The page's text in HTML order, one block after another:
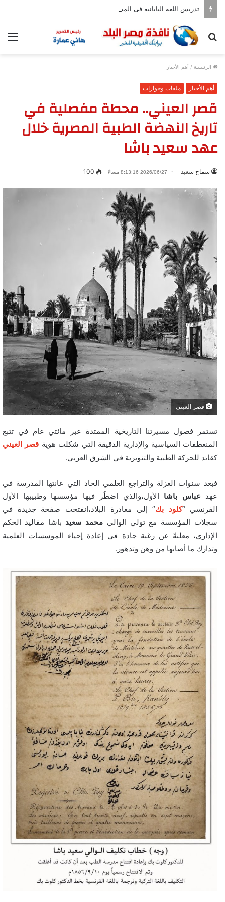
تدريس اللغة اليابانية فى المدارس بدءا من العام المقبل
بحث
الرئيسية / أهم الأخبار
أهم الأخبار ملفات وحوارات
قصر العيني.. محطة مفصلية في
تاريخ النهضة الطبية المصرية خلال
عهد سعيد باشا
سماح سعيد 2026/06/27 8:13:16 مساءً 100
قصر العيني
تستمر فصول مسيرتنا التاريخية الممتدة عبر مائتي عام في تتبع
المنعطفات السياسية والإدارية الدقيقة التي شكلت هوية قصر العيني
كقائد للحركة الطبية والتنويرية في الشرق العربي.
فبعد سنوات العزلة والتراجع العلمي الحاد التي عانتها المدرسة في
عهد عباس باشا الأول،والذي اضطُر فيها مؤسسها وطبيبها الأول
الفرنسي “كلود بك” إلى مغادرة البلاد،انفتحت صفحة جديدة في
سجلات المؤسسة مع تولي الوالي محمد سعيد باشا مقاليد الحكم
الإداري، معلنةً عن رغبة جادة في إعادة إحياء المؤسسات العلمية
وتدارك ما أصابها من وهن وتدهور.